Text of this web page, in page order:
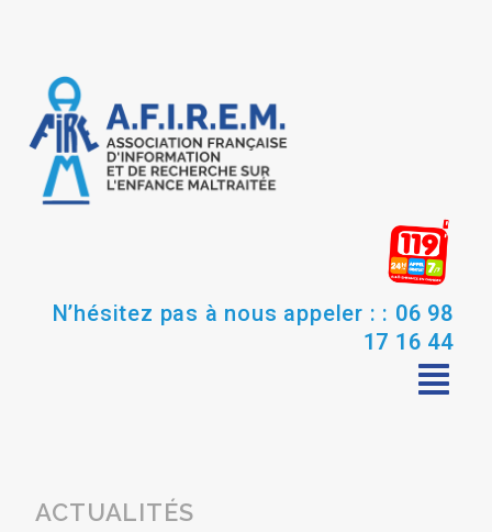
N’hésitez pas à nous appeler : : 06 98
17 16 44
ACTUALITÉS